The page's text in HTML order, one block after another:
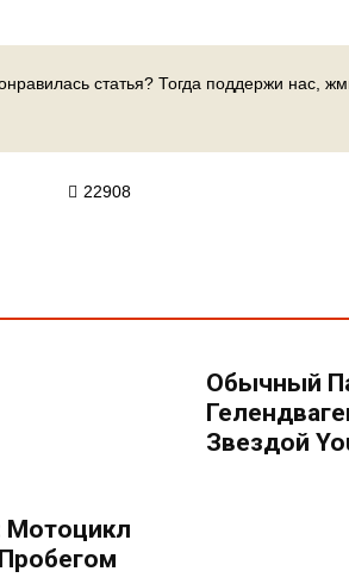
статья? Тогда поддержи нас,
22908
Обычный
Звездой
Мотоцикл